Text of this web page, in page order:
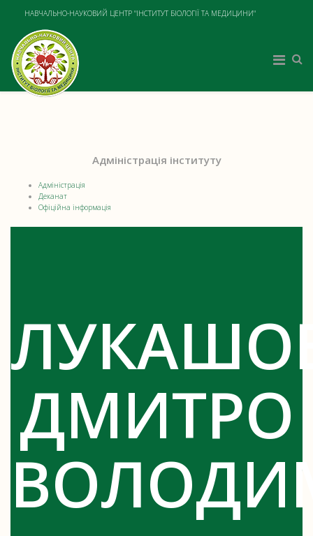
НАВЧАЛЬНО-НАУКОВИЙ ЦЕНТР "ІНСТИТУТ БІОЛОГІЇ ТА МЕДИЦИНИ"
Адміністрація інституту
Адміністрація
Деканат
Офіційна інформація
ДМИТРО